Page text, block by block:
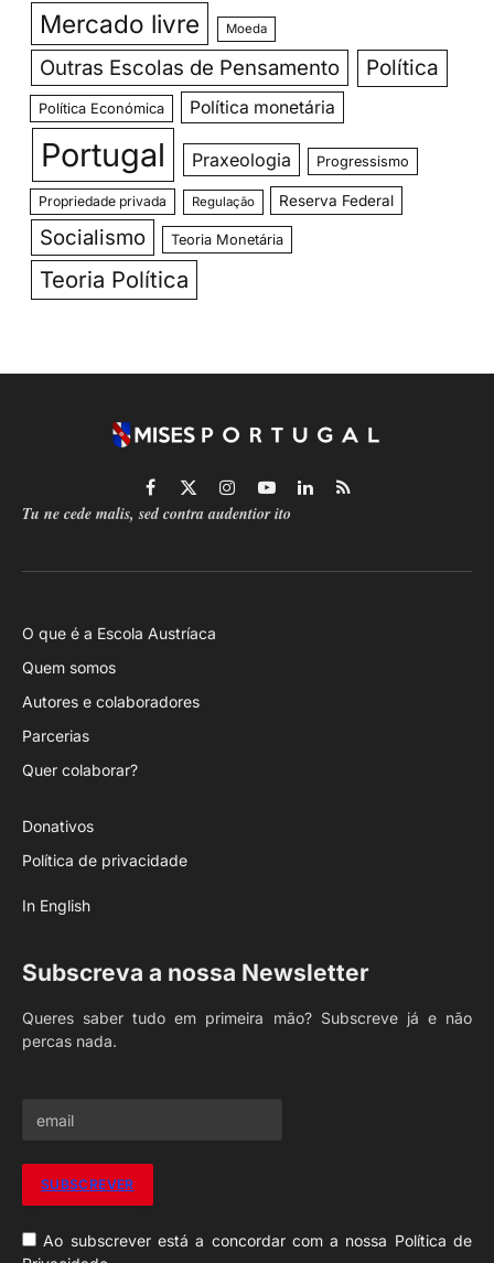
Mercado livre Moeda
Outras Escolas de Pensamento Política
Política Económica Política monetária
Portugal Praxeologia Progressismo
Propriedade privada Regulação Reserva Federal
Socialismo Teoria Monetária
Teoria Política
Facebook
X
(Twitter)
Instagram
YouTubeLinkedIn
RSS
Tu ne cede malis, sed contra audentior ito
O que é a Escola Austríaca
Quem somos
Autores e colaboradores
Parcerias
Quer colaborar?
Donativos
Política de privacidade
In English
Subscreva a nossa Newsletter
Queres saber tudo em primeira mão? Subscreve já e não
percas nada.
Ao subscrever está a concordar com a nossa Política de